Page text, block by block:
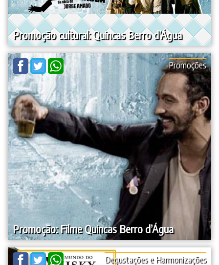
Promoção cultural: Quincas Berro d’Água
Promoção: Filme Quincas Berro d’Água
Promoções
Degustações e Harmonizações